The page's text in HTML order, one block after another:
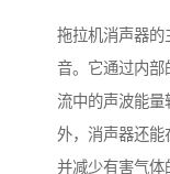
拖拉机消声器的
音。它通过内部
流中的声波能量
外，消声器还能
并减少有害气体